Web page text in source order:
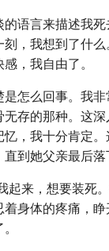
语言来描述我
刻，我想到了什
，我自由了。
是怎么回事。我
无存的那种。这
，我十分肯定
到她父亲最后落
起来，想要装死
着身体的疼痛，